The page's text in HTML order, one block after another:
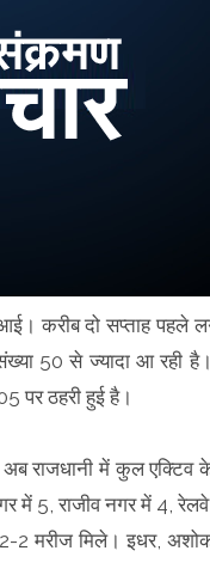
करीब दो सप्ताह पहले
50 से ज्यादा आ रही
पर ठहरी हुई है।
अब राजधानी में कुल
में 5, राजीव नगर में 4, रेलवे
2 मरीज मिले। इधर,